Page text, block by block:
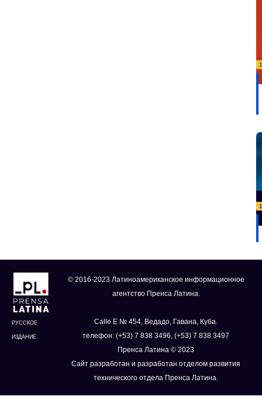
РУССКОЕ
ИЗДАНИЕ
© 2016-2023 Латиноамериканское информационное
агентство Пренса Латина.
Calle E № 454, Ведадо, Гавана, Куба.
телефон: (+53) 7 838 3496, (+53) 7 838 3497
Пренса Латина © 2023
Сайт разработан и разработан отделом развития
технического отдела Пренса Латина.